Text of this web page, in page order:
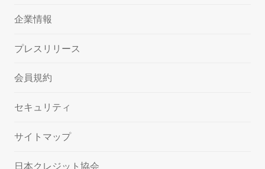
企業情報
プレスリリース
会員規約
セキュリティ
サイトマップ
日本クレジット協会